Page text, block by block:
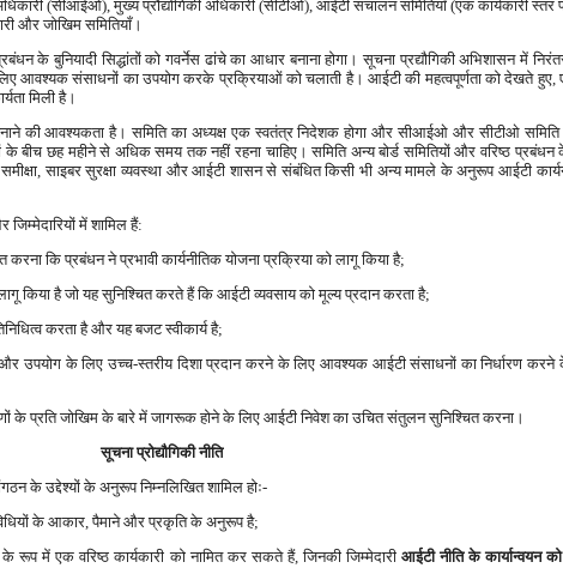
(सीआईओ), मुख्य प्रौद्योगिकी अधिकारी (सीटीओ), आईटी संचालन समितियाँ (एक कार्यकारी
और जोखिम समितियाँ।
के बुनियादी सिद्धांतों को गवर्नेस ढांचे का आधार बनाना होगा। सूचना प्रद्यौगिकी अभिशासन में
लिए आवश्यक संसाधनों का उपयोग करके प्रक्रियाओं को चलाती है। आईटी की महत्वपूर्णता को देखते हुए,
मिली है।
की आवश्यकता है। समिति का अध्यक्ष एक स्वतंत्र निदेशक होगा और सीआईओ और सीटीओ समिति
के बीच छह महीने से अधिक समय तक नहीं रहना चाहिए। समिति अन्य बोर्ड समितियों और वरिष्ठ
समीक्षा, साइबर सुरक्षा व्यवस्था और आईटी शासन से संबंधित किसी भी अन्य मामले के अनुरूप आईटी
में शामिल हैं:
कि प्रबंधन ने प्रभावी कार्यनीतिक योजना प्रक्रिया को लागू किया है;
है जो यह सुनिश्चित करते हैं कि आईटी व्यवसाय को मूल्य प्रदान करता है;
करता है और यह बजट स्वीकार्य है;
उपयोग के लिए उच्च-स्तरीय दिशा प्रदान करने के लिए आवश्यक आईटी संसाधनों का निर्धारण करने के
के प्रति जोखिम के बारे में जागरूक होने के लिए आईटी निवेश का उचित संतुलन सुनिश्चित करना।
सूचना प्रोद्यौगिकी नीति
के उद्देश्यों के अनुरूप निम्नलिखित शामिल होः-
के आकार, पैमाने और प्रकृति के अनुरूप है;
रूप में एक वरिष्ठ कार्यकारी को नामित कर सकते हैं, जिनकी जिम्मेदारी आईटी नीति के कार्यान्वयन